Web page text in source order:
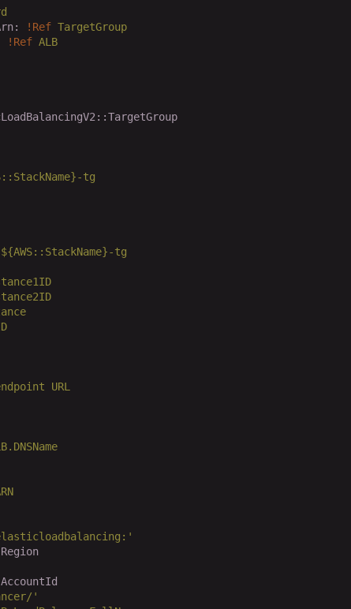
!Ref TargetGroup
!Ref ALB
tg
${AWS::StackName}-tg
URL
'